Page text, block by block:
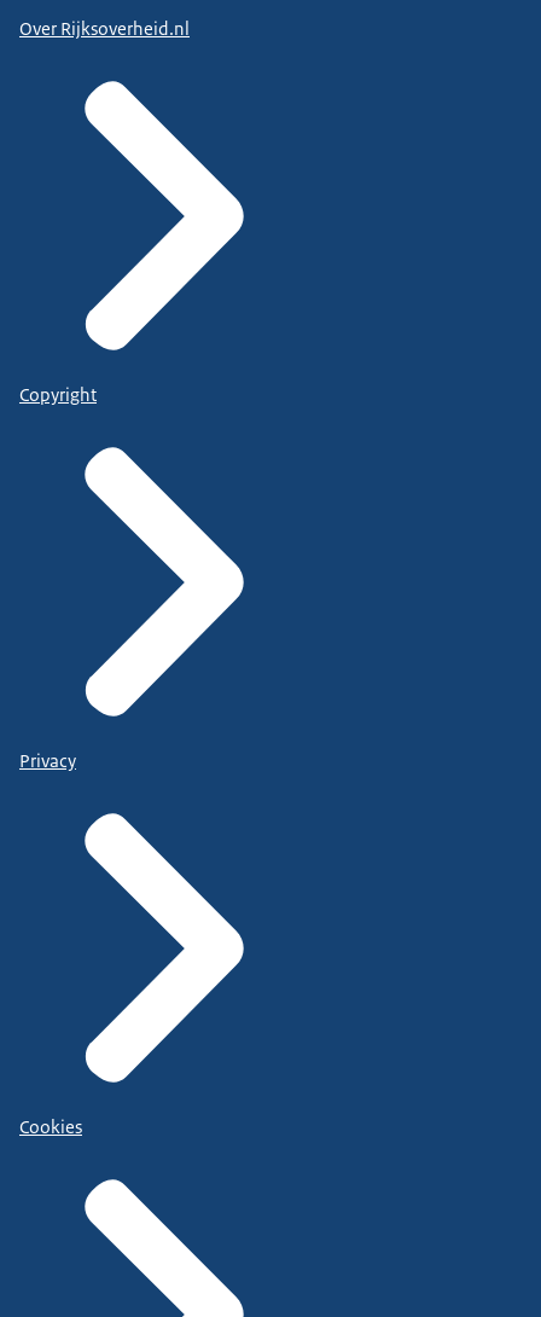
Over Rijksoverheid.nl
Copyright
Privacy
Cookies